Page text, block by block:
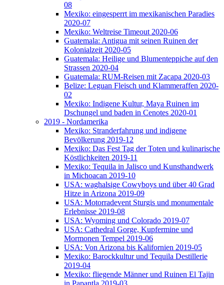
08
Mexiko: eingesperrt im mexikanischen Paradies
2020-07
Mexiko: Weltreise Timeout 2020-06
Guatemala: Antigua mit seinen Ruinen der
Kolonialzeit 2020-05
Guatemala: Heilige und Blumenteppiche auf den
Strassen 2020-04
Guatemala: RUM-Reisen mit Zacapa 2020-03
Belize: Leguan Fleisch und Klammeraffen 2020-
02
Mexiko: Indigene Kultur, Maya Ruinen im
Dschungel und baden in Cenotes 2020-01
2019 - Nordamerika
Mexiko: Stranderfahrung und indigene
Bevölkerung 2019-12
Mexiko: Das Fest Tag der Toten und kulinarische
Köstlichkeiten 2019-11
Mexiko: Tequila in Jalisco und Kunsthandwerk
in Michoacan 2019-10
USA: waghalsige Cowyboys und über 40 Grad
Hitze in Arizona 2019-09
USA: Motorradevent Sturgis und monumentale
Erlebnisse 2019-08
USA: Wyoming und Colorado 2019-07
USA: Cathedral Gorge, Kupfermine und
Mormonen Tempel 2019-06
USA: Von Arizona bis Kalifornien 2019-05
Mexiko: Barockkultur und Tequila Destillerie
2019-04
Mexiko: fliegende Männer und Ruinen El Tajin
in Papantla 2019-03